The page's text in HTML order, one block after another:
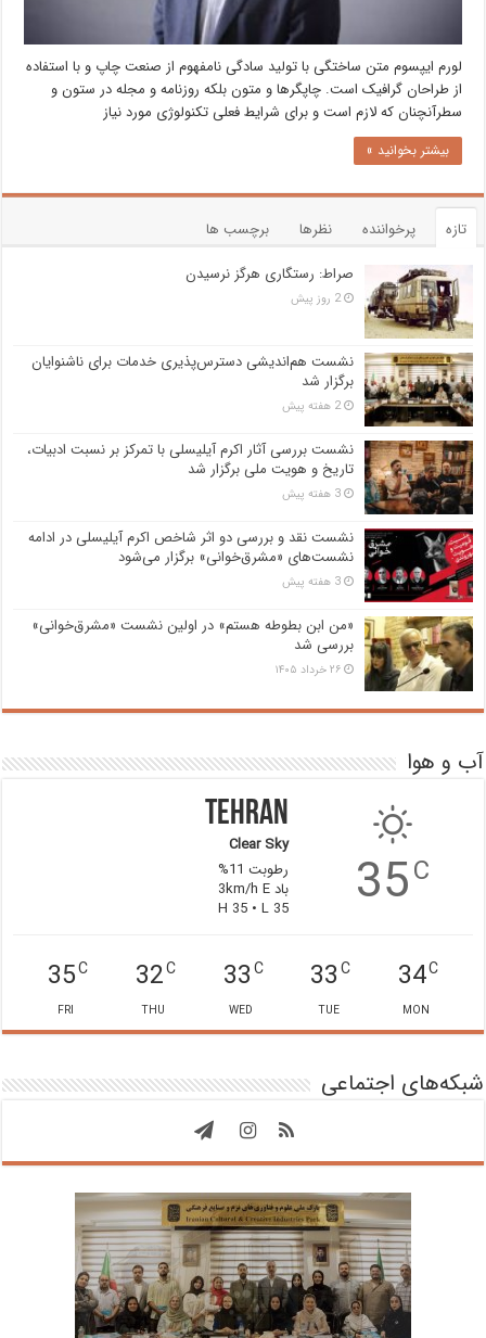
لورم ایپسوم متن ساختگی با تولید سادگی نامفهوم از صنعت چاپ و با استفاده
از طراحان گرافیک است. چاپگرها و متون بلکه روزنامه و مجله در ستون و
سطرآنچنان که لازم است و برای شرایط فعلی تکنولوژی مورد نیاز
بیشتر بخوانید »
تازه پرخواننده نظرها
برچسب ها
صراط: رستگاری هرگز نرسیدن
2 روز پیش
نشست هم‌اندیشی دسترس‌پذیری خدمات برای ناشنوایان
برگزار شد
2 هفته پیش
نشست بررسی آثار اکرم آیلیسلی با تمرکز بر نسبت ادبیات،
تاریخ و هویت ملی برگزار شد
3 هفته پیش
نشست نقد و بررسی دو اثر شاخص اکرم آیلیسلی در ادامه
نشست‌های «مشرق‌خوانی» برگزار می‌شود
3 هفته پیش
«من ابن بطوطه هستم» در اولین نشست «مشرق‌خوانی»
بررسی شد
۲۶ خرداد ۱۴۰۵
آب و هوا
35C
Tehran
Clear Sky
رطوبت 11%
باد 3km/h E
H 35 • L 35
34C
MON
33C
TUE
33C
WED
32C
THU
35C
FRI
شبکه‌های اجتماعی